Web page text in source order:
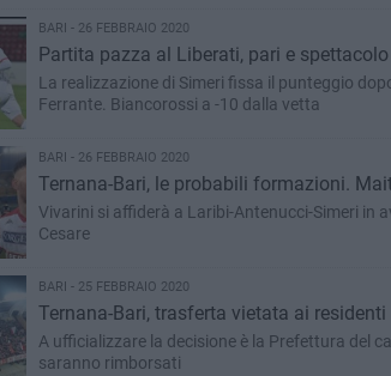
BARI - 26 FEBBRAIO 2020
Partita pazza al Liberati, pari e
La realizzazione di Simeri fissa il punteggio
Ferrante. Biancorossi a -10 dalla vetta
BARI - 26 FEBBRAIO 2020
Ternana-Bari, le probabili formazioni.
Vivarini si affiderà a Laribi-Antenucci-Simeri in
Cesare
BARI - 25 FEBBRAIO 2020
Ternana-Bari, trasferta vietata ai
A ufficializzare la decisione è la Prefettura del
saranno rimborsati